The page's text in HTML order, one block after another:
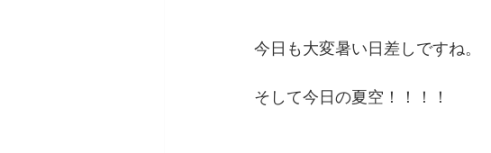
今日も大変暑い日差しですね。
そして今日の夏空！！！！